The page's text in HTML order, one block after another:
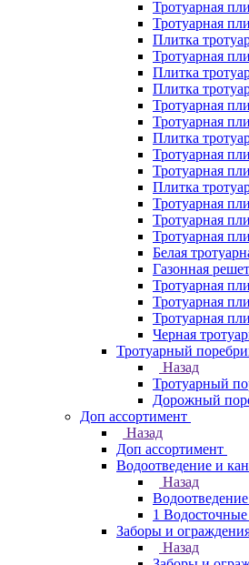
Тротуарная
Тротуарная
Плитка
Тротуарная
Плитка
Плитка
Тротуарная
Тротуарная
Плитка
Тротуарная
Тротуарная
Плитка
Тротуарная
Тротуарная
Тротуарная
Белая
Газонная
Тротуарная
Тротуарная
Тротуарная
Черная
Тротуарный
Назад
Тротуарный
Дорожный
Доп ассортимент
Назад
Доп ассортимент
Водоотведение и
Назад
1
Заборы и
Назад